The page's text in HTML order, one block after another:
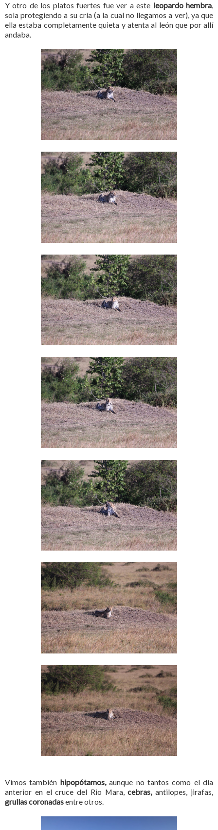
Y otro de los platos fuertes fue ver a este leopardo hembra
sola protegiendo a su cría (a la cual no llegamos a ver), ya que
ella estaba completamente quieta y atenta al león que por allí
andaba.
Vimos también hipopótamos,aunque no tantos como el día
anterior en el cruce del Rio Mara,cebras,antilopes, jirafas,
grullas coronadasentre otros.